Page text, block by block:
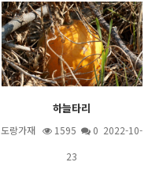
하늘타리
도랑가재 1595
0 2022-10-
23